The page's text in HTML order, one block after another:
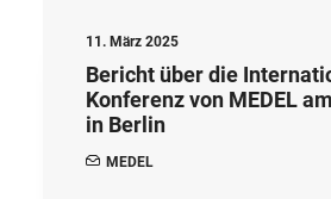
11. März 2025
Bericht über die
Konferenz von MEDEL
in Berlin
MEDEL